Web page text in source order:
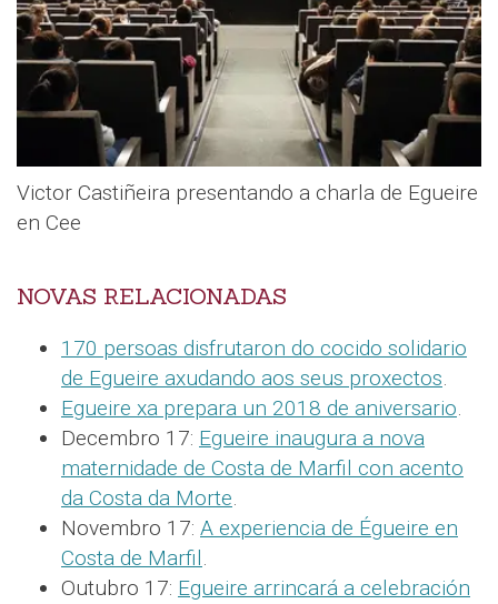
Victor Castiñeira presentando a charla de Egueire
en Cee
NOVAS RELACIONADAS
170 persoas disfrutaron do cocido solidario
de Egueire axudando aos seus proxectos.
Egueire xa prepara un 2018 de aniversario.
Decembro 17: Egueire inaugura a nova
maternidade de Costa de Marfil con acento
da Costa da Morte.
Novembro 17: A experiencia de Égueire en
Costa de Marfil.
Outubro 17: Egueire arrincará a celebración